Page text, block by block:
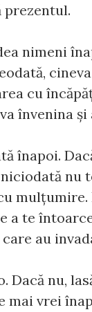
prezentul.
nimeni
cu
învenina şi
înapoi.
nu
te
au
nu,
vrei